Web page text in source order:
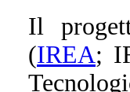
Il
(IREA;